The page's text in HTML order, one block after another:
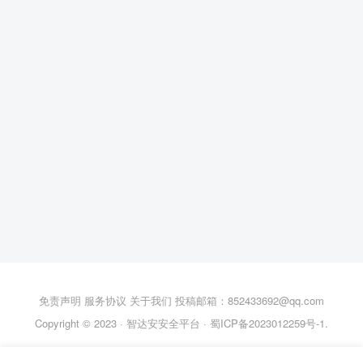
免责声明 服务协议 关于我们 投稿邮箱：852433692@qq.com
Copyright © 2023 · 智达安安全平台 · 蜀ICP备2023012259号-1.